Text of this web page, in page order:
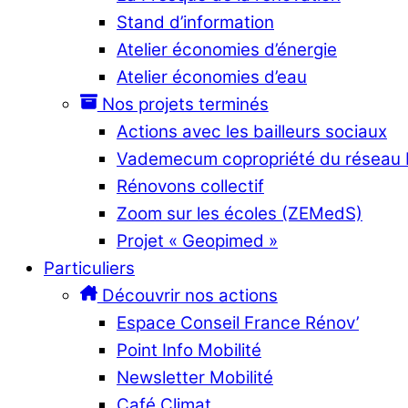
Stand d’information
Atelier économies d’énergie
Atelier économies d’eau
Nos projets terminés
Actions avec les bailleurs sociaux
Vademecum copropriété du réseau
Rénovons collectif
Zoom sur les écoles (ZEMedS)
Projet « Geopimed »
Particuliers
Découvrir nos actions
Espace Conseil France Rénov’
Point Info Mobilité
Newsletter Mobilité